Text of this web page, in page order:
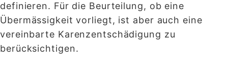
definieren. Für die Beurteilung, ob eine
Übermässigkeit vorliegt, ist aber auch eine
vereinbarte Karenzentschädigung zu
berücksichtigen.